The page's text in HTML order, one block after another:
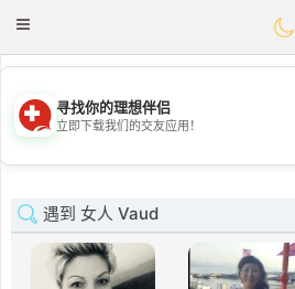
Suissi
Toggle
💖
💕
寻找你的理想伴侣
立即下载我们的交友应用！
遇到 女人 Vaud